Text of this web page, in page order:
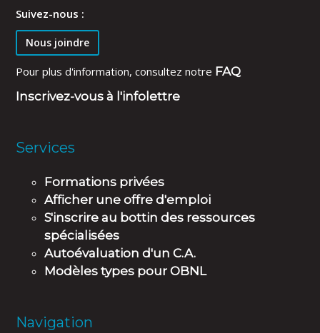
Suivez-nous :
Nous joindre
Pour plus d'information, consultez notre FAQ
Inscrivez-vous à l'infolettre
Services
Formations privées
Afficher une offre d'emploi
S'inscrire au bottin des ressources
spécialisées
Autoévaluation d'un C.A.
Modèles types pour OBNL
Navigation